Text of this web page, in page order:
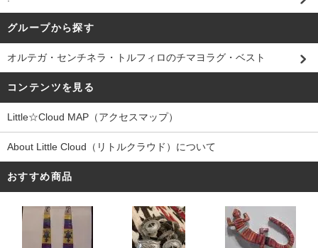
グループから探す
オルテガ・センチネラ・トルフィロのチマヨラグ・ベスト
コンテンツを見る
Little☆Cloud MAP（アクセスマップ）
About Little Cloud（リトルクラウド）について
おすすめ商品